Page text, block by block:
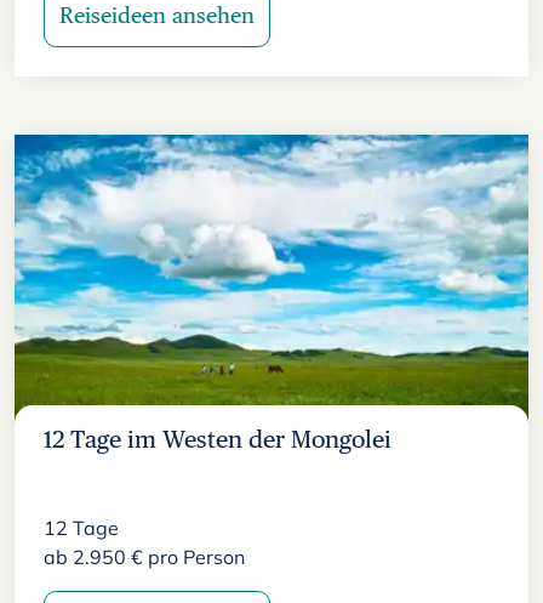
Reiseideen ansehen
12 Tage im Westen der Mongolei
12 Tage
ab 2.950 € pro Person